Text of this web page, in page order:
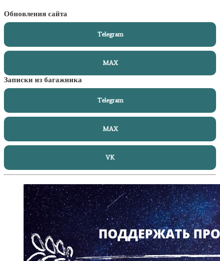
Обновления сайта
Telegram
MAX
Записки из багажника
Telegram
MAX
VK